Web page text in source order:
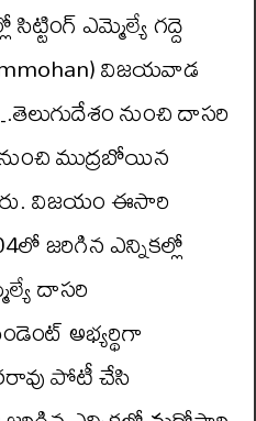
ఎమ్మెల్యే గద్దె
విజయవాడ
నుంచి దాసరి
ముద్రబోయిన
విజయం ఈసారి
జరిగిన ఎన్నికల్లో
దాసరి
అభ్యర్థిగా
పోటీ చేసి